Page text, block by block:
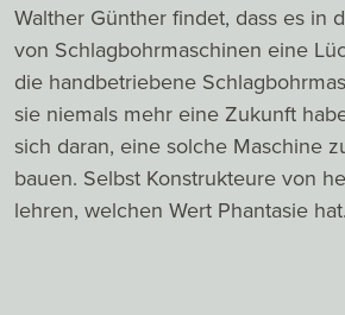
Walther Günther findet, dass es in
von Schlagbohrmaschinen eine
die handbetriebene
sie niemals mehr eine Zukunft
sich daran, eine solche Maschine
bauen. Selbst Konstrukteure von
lehren, welchen Wert Phantasie hat.